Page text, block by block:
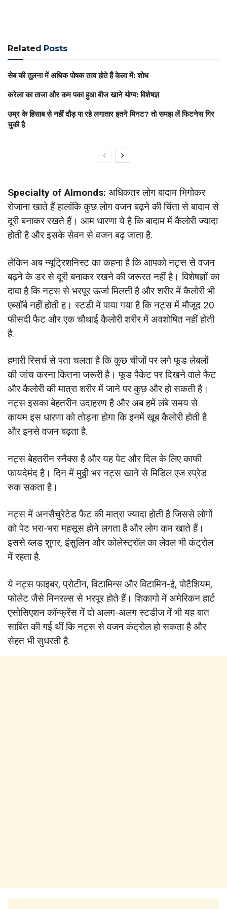
Related Posts
सेब की तुलना में अधिक पोषक तत्व होते हैं केला में: शोध
करेला का ताजा और कम पका हुआ बीज खाने योग्य: विशेषज्ञ
उम्र के हिसाब से नहीं दौड़ पा रहे लगातार इतने मिनट? तो समझ लें फिटनेस गिर
चुकी है
Specialty of Almonds: अधिकतर लोग बादाम भिगोकर
रोजाना खाते हैं हालांकि कुछ लोग वजन बढ़ने की चिंता से बादाम से
दूरी बनाकर रखते हैं। आम धारणा ये है कि बादाम में कैलोरी ज्यादा
होती है और इसके सेवन से वजन बढ़ जाता है.
लेकिन अब न्यूट्रिशनिस्ट का कहना है कि आपको नट्स से वजन
बढ़ने के डर से दूरी बनाकर रखने की जरूरत नहीं है। विशेषज्ञों का
दावा है कि नट्स से भरपूर ऊर्जा मिलती है और शरीर में कैलोरी भी
एब्सॉर्ब नहीं होती ह। स्टडी में पाया गया है कि नट्स में मौजूद 20
फीसदी फैट और एक चौथाई कैलोरी शरीर में अवशोषित नहीं होती
है.
हमारी रिसर्च से पता चलता है कि कुछ चीजों पर लगे फूड लेबलों
की जांच करना कितना जरूरी है। फूड पैकेट पर दिखने वाले फैट
और कैलोरी की मात्रा शरीर में जाने पर कुछ और हो सकती है।
नट्स इसका बेहतरीन उदाहरण है और अब हमें लंबे समय से
कायम इस धारणा को तोड़ना होगा कि इनमें खूब कैलोरी होती है
और इनसे वजन बढ़ता है.
नट्स बेहतरीन स्नैक्स है और यह पेट और दिल के लिए काफी
फायदेमंद है। दिन में मुठ्ठी भर नट्स खाने से मिडिल एज स्प्रेड
रुक सकता है।
नट्स में अनसैचुरेटेड फैट की मात्रा ज्यादा होती है जिससे लोगों
को पेट भरा-भरा महसूस होने लगता है और लोग कम खाते हैं।
इससे ब्लड शुगर, इंसुलिन और कोलेस्ट्रॉल का लेवल भी कंट्रोल
में रहता है.
ये नट्स फाइबर, प्रोटीन, विटामिन्स और विटामिन-ई, पोटैशियम,
फोलेट जैसे मिनरल्स से भरपूर होते हैं। शिकागो में अमेरिकन हार्ट
एसोसिएशन कॉन्फ्रेंस में दो अलग-अलग स्टडीज में भी यह बात
साबित की गई थीं कि नट्स से वजन कंट्रोल हो सकता है और
सेहत भी सुधरती है.